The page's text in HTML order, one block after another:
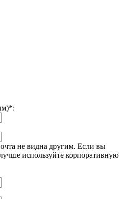
*:
не видна другим. Если вы
используйте корпоративную